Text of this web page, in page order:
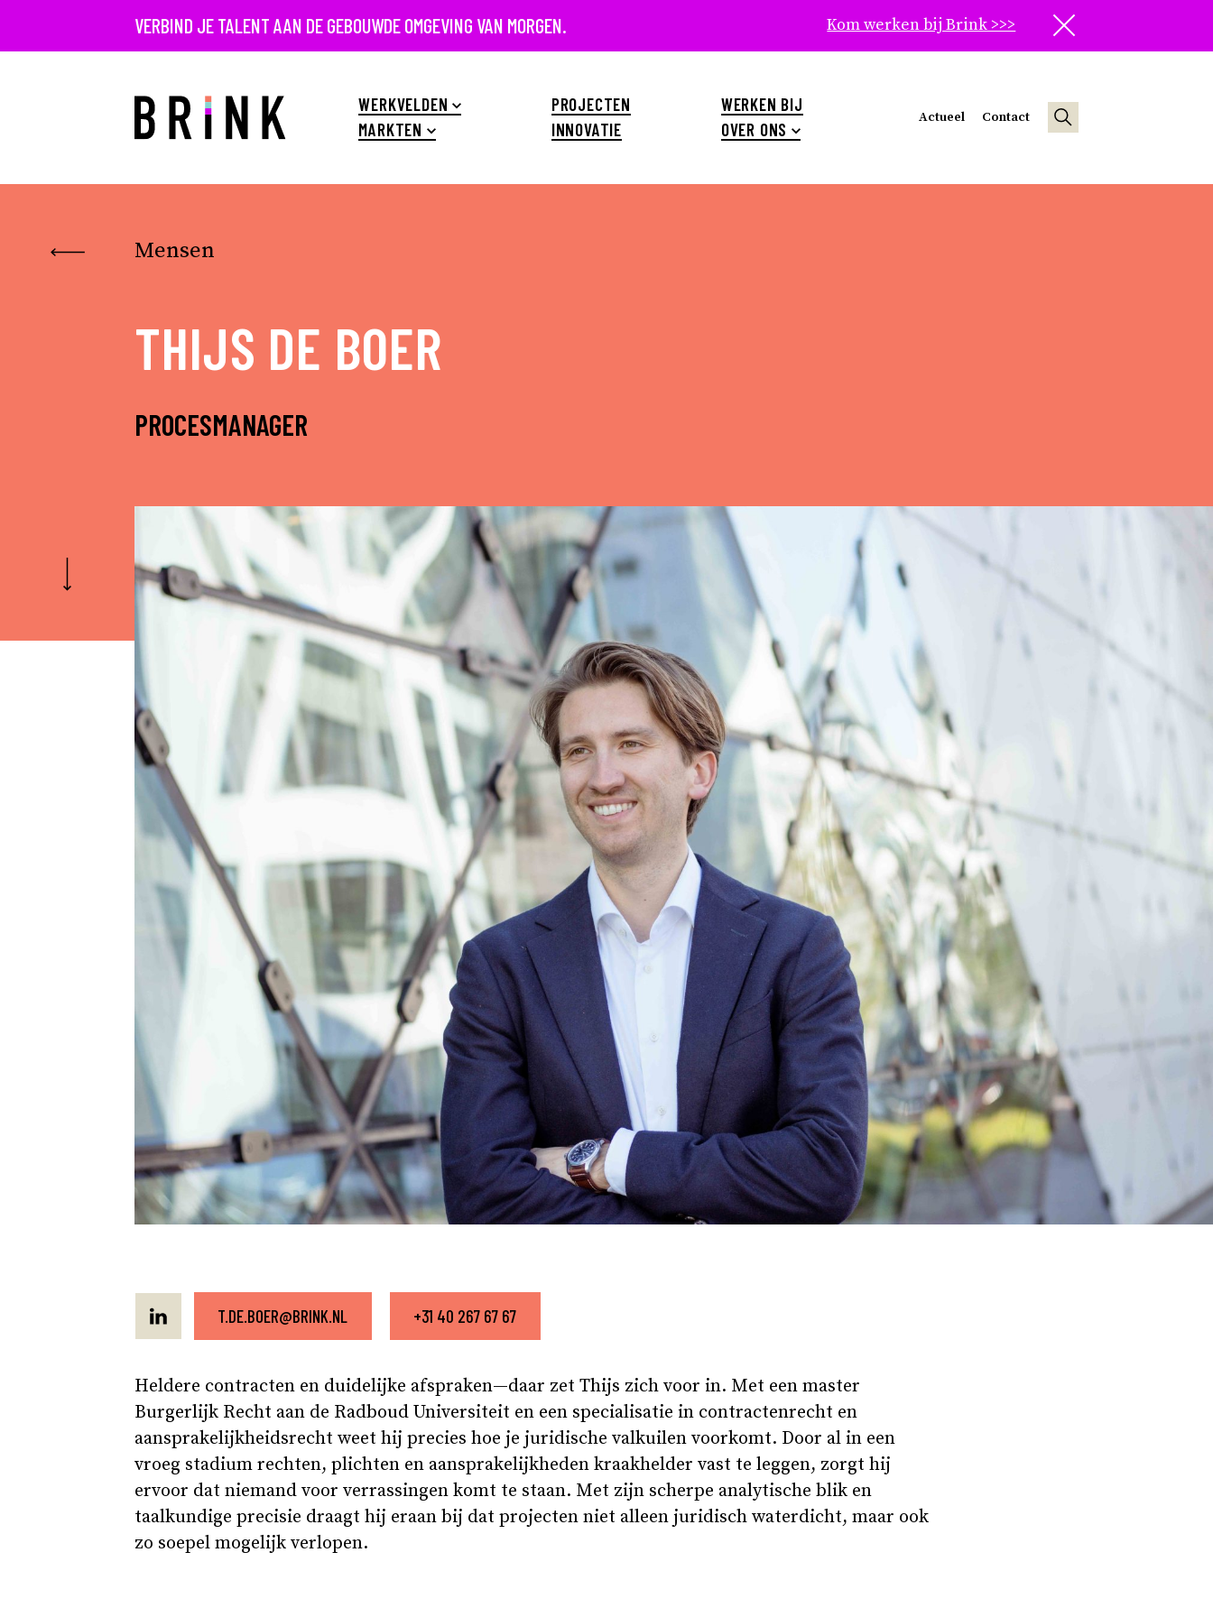
VERBIND JE TALENT AAN DE GEBOUWDE OMGEVING VAN MORGEN. Kom werken bij Brink >>> Sluit
WERKVELDEN
MARKTEN
PROJECTEN
INNOVATIE
WERKEN BIJ
OVER ONS
Actueel Contact
Mensen
THIJS DE BOER
PROCESMANAGER
T.DE.BOER@BRINK.NL +31 40 267 67 67
Heldere contracten en duidelijke afspraken—daar zet Thijs zich voor in. Met een master
Burgerlijk Recht aan de Radboud Universiteit en een specialisatie in contractenrecht en
aansprakelijkheidsrecht weet hij precies hoe je juridische valkuilen voorkomt. Door al in een
vroeg stadium rechten, plichten en aansprakelijkheden kraakhelder vast te leggen, zorgt hij
ervoor dat niemand voor verrassingen komt te staan. Met zijn scherpe analytische blik en
taalkundige precisie draagt hij eraan bij dat projecten niet alleen juridisch waterdicht, maar ook
zo soepel mogelijk verlopen.